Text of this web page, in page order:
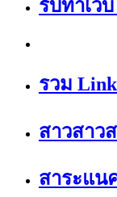
รับทำเว็
รวม
สาวสาว
สาระแน